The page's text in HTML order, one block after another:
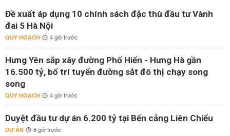
Đề xuất áp dụng 10 chính sách đặc thù đầu tư Vành
đai 5 Hà Nội
QUY HOẠCH 4 giờ trước
Hưng Yên sắp xây đường Phố Hiến - Hưng Hà gần
16.500 tỷ, bố trí tuyến đường sắt đô thị chạy song
song
QUY HOẠCH 4 giờ trước
Duyệt đầu tư dự án 6.200 tỷ tại Bến cảng Liên Chiểu
DỰ ÁN 8 giờ trước